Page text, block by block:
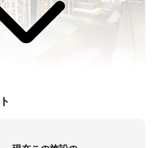
日作成天然温泉＆サ活を楽しん
金で、若い人を中心に大人気の